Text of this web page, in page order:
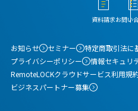
資料請求お問い
お知らせ セミナー
特定商取引法に
プライバシーポリシー
情報セキュリ
RemoteLOCKクラウドサービス利用規
ビジネスパートナー募集